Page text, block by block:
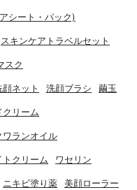
シート・パック)
スキンケアトラベルセット
スク
顔ネット 洗顔ブラシ 繭玉
クリーム
ワランオイル
トクリーム ワセリン
ニキビ塗り薬 美顔ローラー